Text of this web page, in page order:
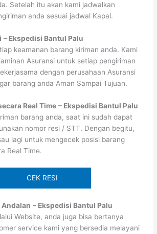
Setelah itu akan kami jadwalkan
anda sesuai jadwal Kapal.
– Ekspedisi Bantul Palu
keamanan barang kiriman anda. Kami
Asuransi untuk setiap pengiriman
dengan perusahaan Asuransi
barang anda Aman Sampai Tujuan.
Real Time – Ekspedisi Bantul Palu
barang anda, saat ini sudah dapat
nomor resi / STT. Dengan begitu,
lagi untuk mengecek posisi barang
Real Time.
CEK RESI
Andalan – Ekspedisi Bantul Palu
Website, anda juga bisa bertanya
service kami yang bersedia melayani